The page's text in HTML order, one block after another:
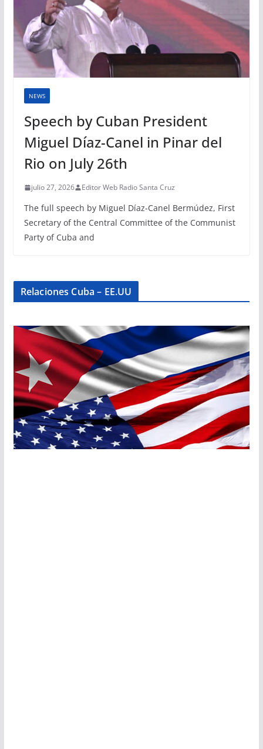
NEWS
Speech by Cuban President
Miguel Díaz-Canel in Pinar del
Rio on July 26th
julio 27, 2026 Editor Web Radio Santa Cruz
The full speech by Miguel Díaz-Canel Bermúdez, First
Secretary of the Central Committee of the Communist
Party of Cuba and
Relaciones Cuba – EE.UU